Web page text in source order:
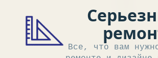
контенту
Все, что вам